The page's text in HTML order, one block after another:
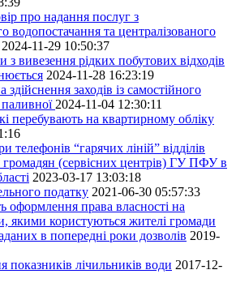
про надання послуг з
водопостачання та централізованого
2024-11-29 10:50:37
з вивезення рідких побутових відходів
2024-11-28 16:23:19
здійснення заходів із самостійного
2024-11-04 12:30:11
перебувають на квартирному обліку
телефонів “гарячих ліній” відділів
громадян (сервісних центрів) ГУ ПФУ в
2023-03-17 13:03:18
податку 2021-06-30 05:57:33
оформлення права власності на
якими користуються жителі громади
в попередні роки дозволів 2019-
показників лічильників води 2017-12-